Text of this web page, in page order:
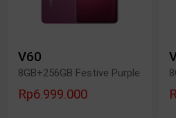
V60
8GB+256GB Festive Purple
Rp6.999.000